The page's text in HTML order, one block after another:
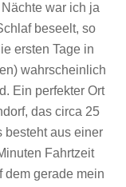
war ich ja
beseelt, so
ersten Tage in
wahrscheinlich
Ein perfekter Ort
das circa 25
besteht aus einer
Fahrtzeit
dem gerade mein